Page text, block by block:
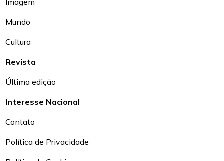
Imagem
Mundo
Cultura
Revista
Última edição
Interesse Nacional
Contato
Política de Privacidade